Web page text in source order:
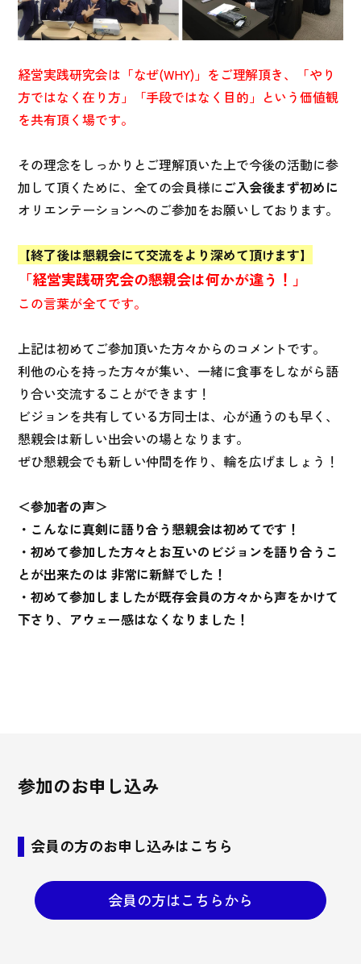
経営実践研究会は「なぜ(WHY)」をご理解頂き、「やり
方ではなく在り方」「手段ではなく目的」という価値観
を共有頂く場です。
その理念をしっかりとご理解頂いた上で今後の活動に参
加して頂くために、全ての会員様にご入会後まず初めに
オリエンテーションへのご参加をお願いしております。
【終了後は懇親会にて交流をより深めて頂けます】
「経営実践研究会の懇親会は何かが違う！」
この言葉が全てです。
上記は初めてご参加頂いた方々からのコメントです。
利他の心を持った方々が集い、一緒に食事をしながら語
り合い交流することができます！
ビジョンを共有している方同士は、心が通うのも早く、
懇親会は新しい出会いの場となります。
ぜひ懇親会でも新しい仲間を作り、輪を広げましょう！
＜参加者の声＞
・こんなに真剣に語り合う懇親会は初めてです！
・初めて参加した方々とお互いのビジョンを語り合うこ
とが出来たのは 非常に新鮮でした！
・初めて参加しましたが既存会員の方々から声をかけて
下さり、アウェー感はなくなりました！
参加のお申し込み
会員の方のお申し込みはこちら
会員の方はこちらから